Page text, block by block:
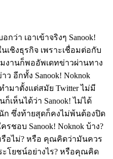
ว่า เอาเข้าจริงๆ Sanook!
เชิงธุรกิจ เพราะเชื่อมต่อกับ
งานก็พออัพเดทข่าวผ่านทาง
ว อีกทั้ง Sanook! Noknok
ำมาตั้งแต่สมัย Twitter ไม่มี
เห็นได้ว่า Sanook! ไม่ได้
ก ซึ่งท้ายสุดก็คงไม่พ้นต้องปิด
ชอบ Sanook! Noknok บ้าง?
อไม่? หรือ คุณคิดว่ามันควร
โยชน์อย่างไร? หรือคุณคิด